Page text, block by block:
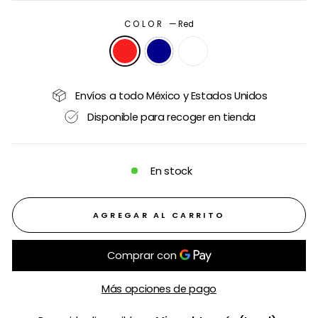
COLOR—Red
Envíos a todo México y Estados Unidos
Disponible para recoger en tienda
En stock
AGREGAR AL CARRITO
Más opciones de pago